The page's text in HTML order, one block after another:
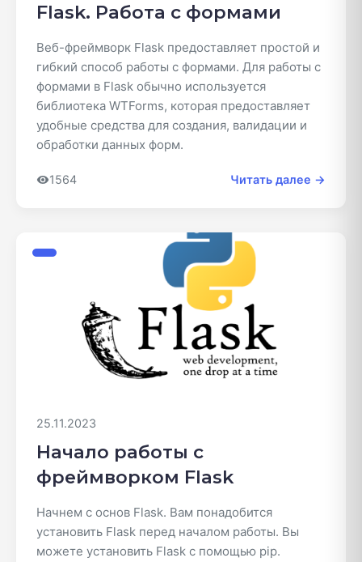
Flask. Работа с формами
Веб-фреймворк Flask предоставляет простой и
гибкий способ работы с формами. Для работы с
формами в Flask обычно используется
библиотека WTForms, которая предоставляет
удобные средства для создания, валидации и
обработки данных форм.
1564 Читать далее →
25.11.2023
Начало работы с
фреймворком Flask
Начнем с основ Flask. Вам понадобится
установить Flask перед началом работы. Вы
можете установить Flask с помощью pip.